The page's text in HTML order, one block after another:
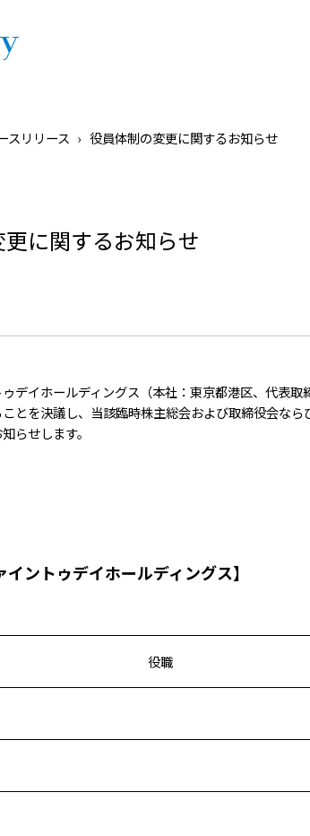
スリリース 役員体制の変更に関するお知らせ
に関するお知らせ
デイホールディングス（本社：東京都港区、代表
とを決議し、当該臨時株主総会および取締役会な
らせします。
イントゥデイホールディングス】
役職